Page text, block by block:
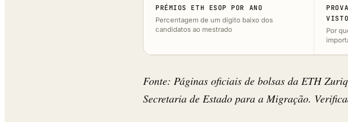
PRÉMIOS ETH ESOP POR ANO
Percentagem de um dígito baixo dos
candidatos ao mestrado
VISTO
Por
Fonte: Páginas oficiais de bolsas da ETH
Secretaria de Estado para a Migração.